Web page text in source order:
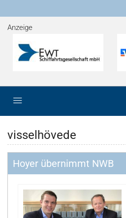
Anzeige
visselhövede
Hoyer übernimmt NWB